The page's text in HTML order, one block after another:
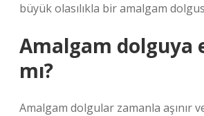
büyük olasılıkla bir amalgam
Amalgam dolguya
mı?
Amalgam dolgular zamanla aşınır